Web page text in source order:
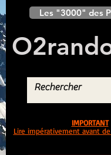
Les "3000" des
O2
IMPORTANT
Lire impérativement avant